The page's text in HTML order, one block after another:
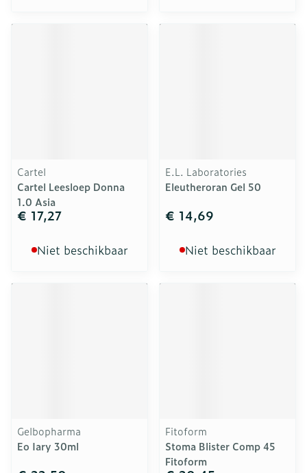
Cartel
Cartel Leesloep Donna
1.0 Asia
€ 17,27
Niet beschikbaar
E.L. Laboratories
Eleutheroran Gel 50
€ 14,69
Niet beschikbaar
Gelbopharma
Eo Iary 30ml
Fitoform
Stoma Blister Comp 45
Fitoform